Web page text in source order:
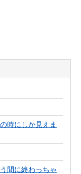
時にしか見えま
間に終わっちゃ